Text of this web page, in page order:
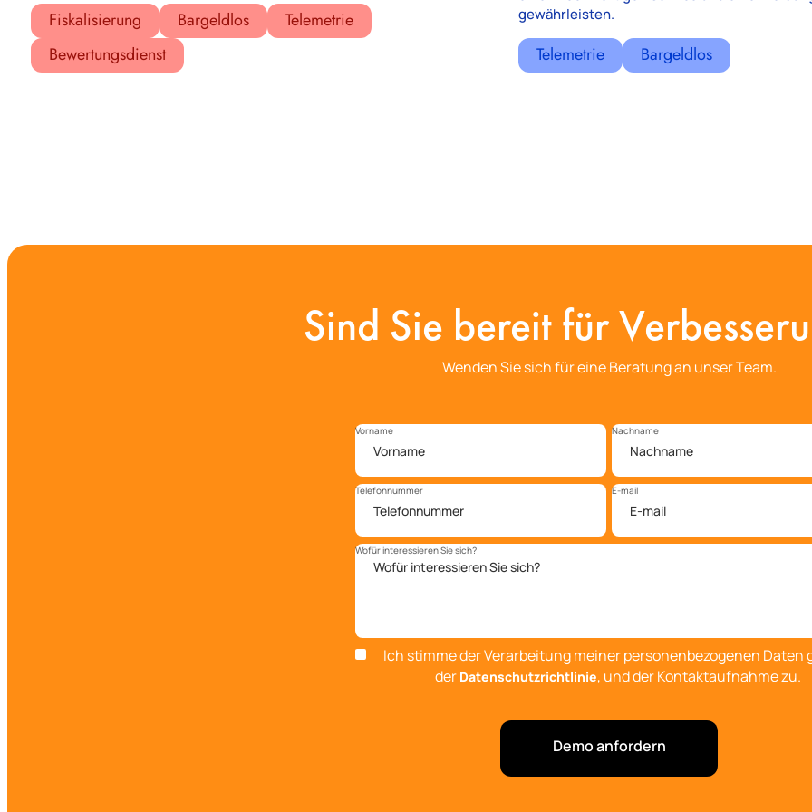
Fiskalisierung Bargeldlos
Telemetrie
Bewertungsdienst
gewährleisten.
Telemetrie Bargeldlos
Sind Sie bereit für
Wenden Sie sich für eine Beratung an unser Team.
Vorname Nachname
Telefonnummer E-mail
Wofür interessieren Sie sich?
Ich stimme der Verarbeitung meiner personenbezogenen Daten
der Datenschutzrichtlinie, und der Kontaktaufnahme zu.
Demo anfordern